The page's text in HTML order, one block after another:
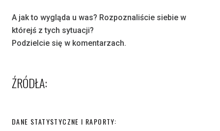
A jak to wygląda u was? Rozpoznaliście siebie w
którejś z tych sytuacji?
Podzielcie się w komentarzach.
ŹRÓDŁA:
DANE STATYSTYCZNE I RAPORTY: